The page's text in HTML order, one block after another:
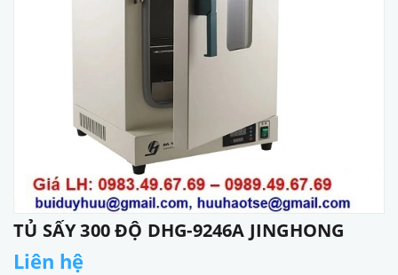
TỦ SẤY 300 ĐỘ DHG-9246A JINGHONG
Liên hệ